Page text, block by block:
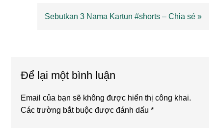
Next
Sebutkan 3 Nama Kartun #shorts – Chia sẻ »
Để lại một bình luận
Email của bạn sẽ không được hiển thị công khai.
Các trường bắt buộc được đánh dấu*